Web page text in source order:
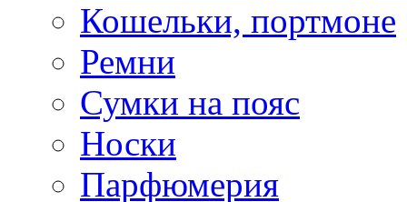
Кошельки, портмоне
Ремни
Сумки на пояс
Носки
Парфюмерия